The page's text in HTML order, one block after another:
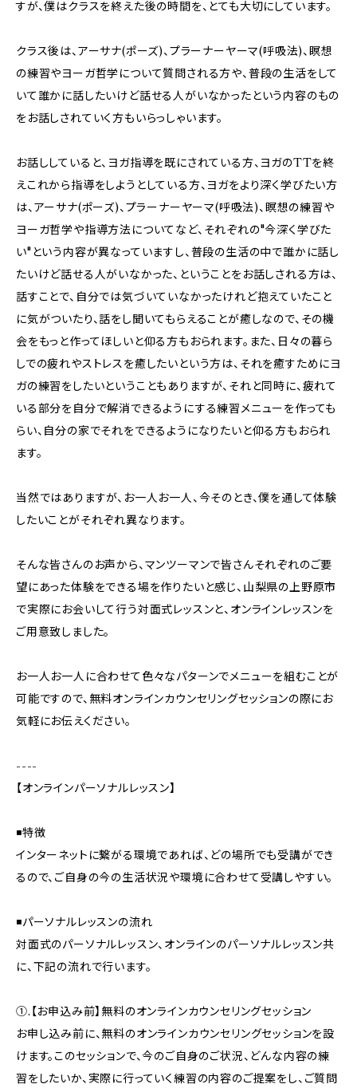
すが、僕はクラスを終えた後の時間を、とても大切にしています。
クラス後は、アーサナ(ポーズ)、プラーナーヤーマ(呼吸法)、瞑想
の練習やヨーガ哲学について質問される方や、普段の生活をして
いて誰かに話したいけど話せる人がいなかったという内容のもの
をお話しされていく方もいらっしゃいます。
お話ししていると、ヨガ指導を既にされている方、ヨガのTTを終
えこれから指導をしようとしている方、ヨガをより深く学びたい方
は、アーサナ(ポーズ)、プラーナーヤーマ(呼吸法)、瞑想の練習や
ヨーガ哲学や指導方法についてなど、それぞれの"今深く学びた
い"という内容が異なっていますし、普段の生活の中で誰かに話し
たいけど話せる人がいなかった、ということをお話しされる方は、
話すことで、自分では気づいていなかったけれど抱えていたこと
に気がついたり、話をし聞いてもらえることが癒しなので、その機
会をもっと作ってほしいと仰る方もおられます。また、日々の暮ら
しでの疲れやストレスを癒したいという方は、それを癒すためにヨ
ガの練習をしたいということもありますが、それと同時に、疲れて
いる部分を自分で解消できるようにする練習メニューを作っても
らい、自分の家でそれをできるようになりたいと仰る方もおられ
ます。
当然ではありますが、お一人お一人、今そのとき、僕を通して体験
したいことがそれぞれ異なります。
そんな皆さんのお声から、マンツーマンで皆さんそれぞれのご要
望にあった体験をできる場を作りたいと感じ、山梨県の上野原市
で実際にお会いして行う対面式レッスンと、オンラインレッスンを
ご用意致しました。
お一人お一人に合わせて色々なパターンでメニューを組むことが
可能ですので、無料オンラインカウンセリングセッションの際にお
気軽にお伝えください。
----
【オンラインパーソナルレッスン】
◾️特徴
インターネットに繋がる環境であれば、どの場所でも受講ができ
るので、ご自身の今の生活状況や環境に合わせて受講しやすい。
◾️パーソナルレッスンの流れ
対面式のパーソナルレッスン、オンラインのパーソナルレッスン共
に、下記の流れで行います。
①.【お申込み前】無料のオンラインカウンセリングセッション
お申し込み前に、無料のオンラインカウンセリングセッションを設
けます。このセッションで、今のご自身のご状況、どんな内容の練
習をしたいか、実際に行っていく練習の内容のご提案をし、ご質問